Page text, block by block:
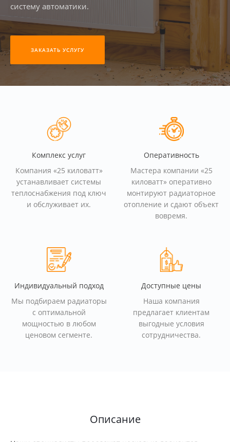
систему автоматики.
ЗАКАЗАТЬ УСЛУГУ
Комплекс услуг
Компания «25 киловатт»
устанавливает системы
теплоснабжения под ключ
и обслуживает их.
Оперативность
Мастера компании «25
киловатт» оперативно
монтируют радиаторное
отопление и сдают объект
вовремя.
Индивидуальный подход
Мы подбираем радиаторы
с оптимальной
мощностью в любом
ценовом сегменте.
Доступные цены
Наша компания
предлагает клиентам
выгодные условия
сотрудничества.
Описание